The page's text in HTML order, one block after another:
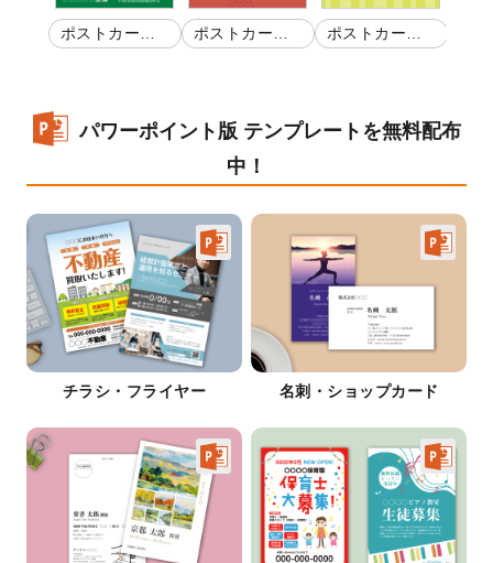
ポストカー
ド・はがきDM
ポストカー
ド・はがきDM
ポストカー
ド・はがきDM
パワーポイント版 テンプレートを無料配布
中！
チラシ・フライヤー 名刺・ショップカード